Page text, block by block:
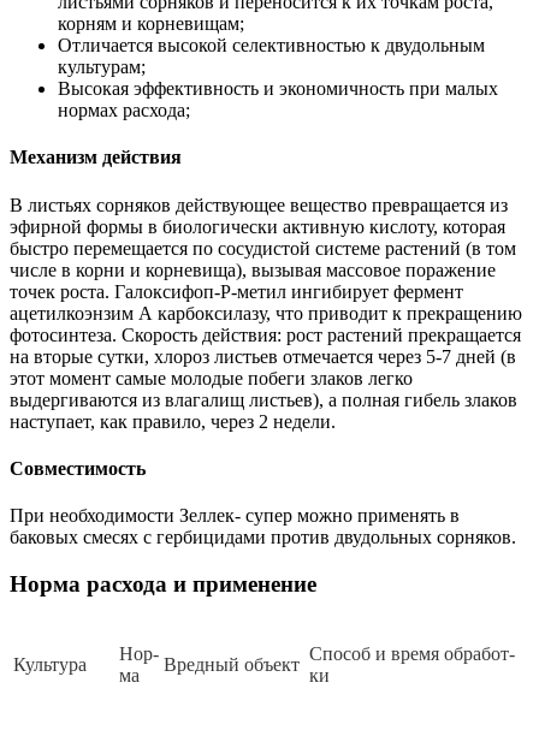
корням и корневищам;
Отличается высокой селективностью к двудольным
культурам;
Высокая эффективность и экономичность при малых
нормах расхода;
Механизм действия
В листьях сорняков действующее вещество превращается из
эфирной формы в биологически активную кислоту, которая
быстро перемещается по сосудистой системе растений (в том
числе в корни и корневища), вызывая массовое поражение
точек роста. Галоксифоп-Р-метил ингибирует фермент
ацетилкоэнзим А карбоксилазу, что приводит к прекращению
фотосинтеза. Скорость действия: рост растений прекращается
на вторые сутки, хлороз листьев отмечается через 5-7 дней (в
этот момент самые молодые побеги злаков легко
выдергиваются из влагалищ листьев), а полная гибель злаков
наступает, как правило, через 2 недели.
Совместимость
При необходимости Зеллек- супер можно применять в
баковых смесях с гербицидами против двудольных сорняков.
Норма расхода и применение
Куль­ту­ра
Нор­
ма
Вред­ный объ­ект
Спо­соб и вре­мя об­ра­бот­
ки